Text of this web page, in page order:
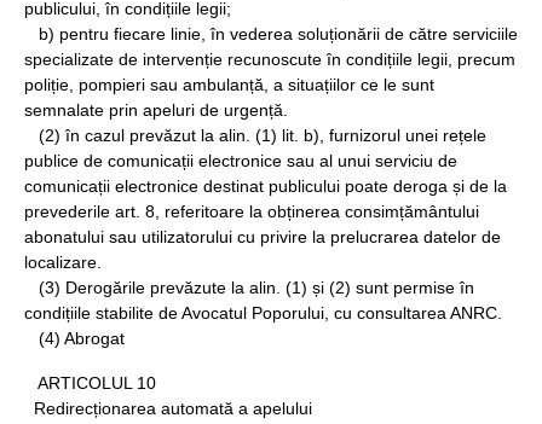
publicului, în condițiile legii;
b) pentru fiecare linie, în vederea soluționării de către serviciile
specializate de intervenție recunoscute în condițiile legii, precum
poliție, pompieri sau ambulanță, a situațiilor ce le sunt
semnalate prin apeluri de urgență.
(2) în cazul prevăzut la alin. (1) lit. b), furnizorul unei rețele
publice de comunicații electronice sau al unui serviciu de
comunicații electronice destinat publicului poate deroga și de la
prevederile art. 8, referitoare la obținerea consimțământului
abonatului sau utilizatorului cu privire la prelucrarea datelor de
localizare.
(3) Derogările prevăzute la alin. (1) și (2) sunt permise în
condițiile stabilite de Avocatul Poporului, cu consultarea ANRC.
(4) Abrogat
ARTICOLUL 10
Redirecționarea automată a apelului